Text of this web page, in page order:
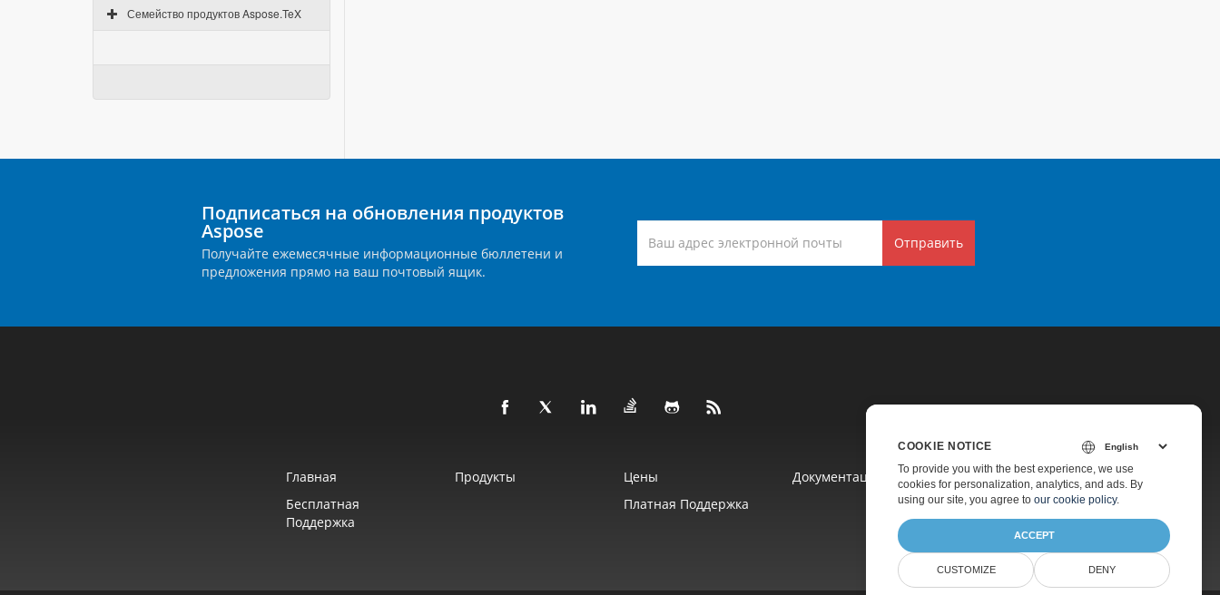
Семейство продуктов Aspose.TeX
Подписаться на обновления продуктов
Aspose
Получайте ежемесячные информационные бюллетени и
предложения прямо на ваш почтовый ящик.
Отправить
Главная Продукты Цены
Документация
Бесплатная
Поддержка
Платная Поддержка
COOKIE NOTICE
To provide you with the best experience, we use
cookies for personalization, analytics, and ads. By
using our site, you agree to our cookie policy.
ACCEPT
CUSTOMIZE DENY